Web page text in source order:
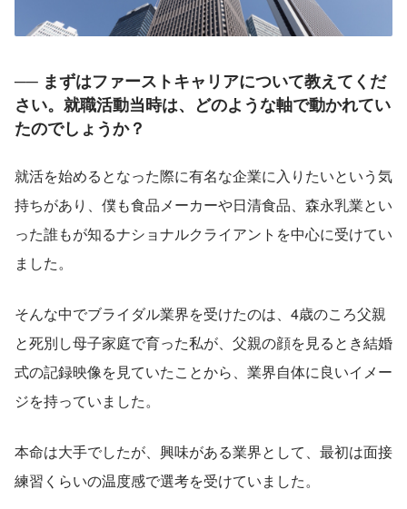
── まずはファーストキャリアについて教えてくだ
さい。就職活動当時は、どのような軸で動かれてい
たのでしょうか？
就活を始めるとなった際に有名な企業に入りたいという気
持ちがあり、僕も食品メーカーや日清食品、森永乳業とい
った誰もが知るナショナルクライアントを中心に受けてい
ました。
そんな中でブライダル業界を受けたのは、4歳のころ父親
と死別し母子家庭で育った私が、父親の顔を見るとき結婚
式の記録映像を見ていたことから、業界自体に良いイメー
ジを持っていました。
本命は大手でしたが、興味がある業界として、最初は面接
練習くらいの温度感で選考を受けていました。